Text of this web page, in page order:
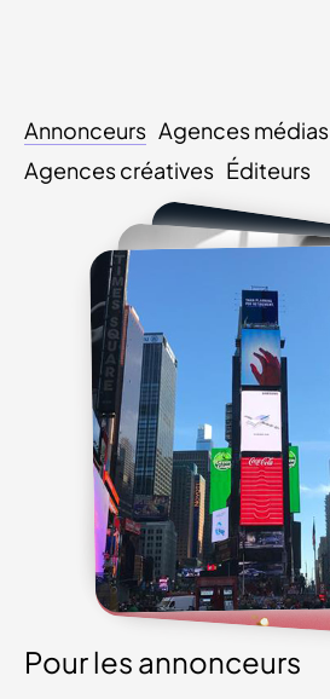
Annonceurs Agences médias
Agences créatives Éditeurs
Pour les annonceurs